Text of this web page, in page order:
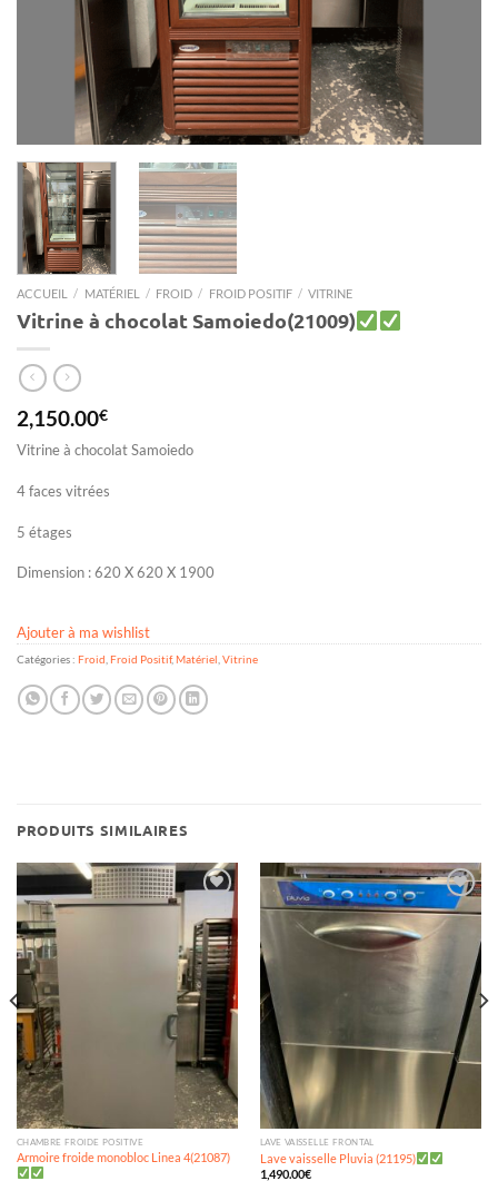
ACCUEIL / MATÉRIEL / FROID / FROID POSITIF / VITRINE
Vitrine à chocolat Samoiedo(21009)
2,150.00€
Vitrine à chocolat Samoiedo
4 faces vitrées
5 étages
Dimension : 620 X 620 X 1900
Ajouter à ma wishlist
Catégories : Froid Froid Positif,Matériel Vitrine
PRODUITS SIMILAIRES
à ma
wishlist
CHAMBRE FROIDE POSITIVE
Armoire froide monobloc Linea 4(21087)
Ajouter
à ma
LAVE VAISSELLE FRONTAL
Lave vaisselle Pluvia (21195)
1,490.00€